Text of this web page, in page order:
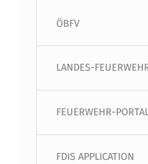
ÖBFV
LANDES-
FEUERWEHR-
FDIS APPLICATION